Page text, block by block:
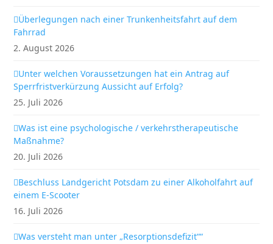
Überlegungen nach einer Trunkenheitsfahrt auf dem
Fahrrad
2. August 2026
Unter welchen Voraussetzungen hat ein Antrag auf
Sperrfristverkürzung Aussicht auf Erfolg?
25. Juli 2026
Was ist eine psychologische / verkehrstherapeutische
Maßnahme?
20. Juli 2026
Beschluss Landgericht Potsdam zu einer Alkoholfahrt auf
einem E-Scooter
16. Juli 2026
Was versteht man unter „Resorptionsdefizit““